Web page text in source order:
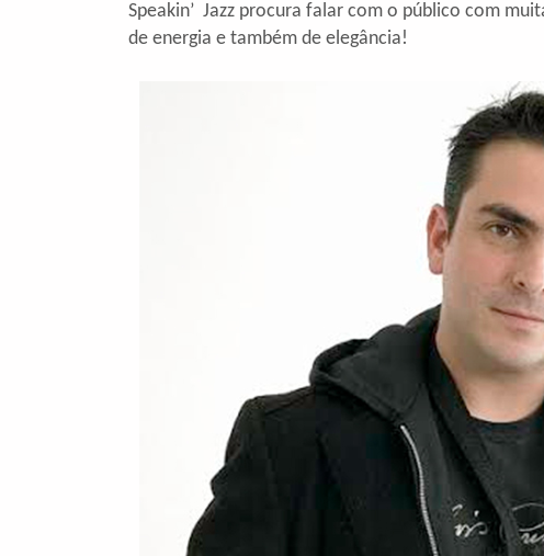
Speakin’ Jazz procura falar com o público com
de energia e também de elegância!